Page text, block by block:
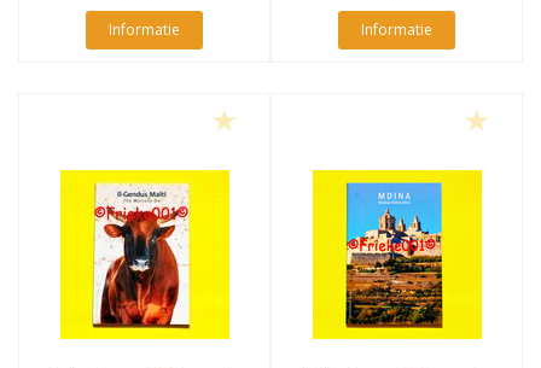
Informatie Informatie